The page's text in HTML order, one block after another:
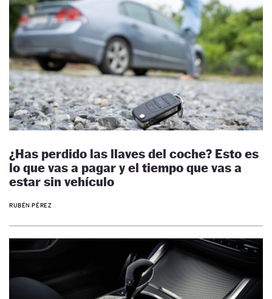
¿Has perdido las llaves del coche? Esto es
lo que vas a pagar y el tiempo que vas a
estar sin vehículo
RUBÉN PÉREZ